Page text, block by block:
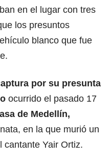
en el lugar con tres
los presuntos
blanco que fue
por su presunta
ocurrido el pasado 17
de Medellín,
en la que murió un
cantante Yair Ortiz.